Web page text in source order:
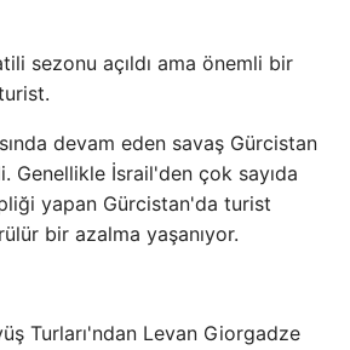
sezonu açıldı ama önemli bir
devam eden savaş Gürcistan
Genellikle İsrail'den çok sayıda
yapan Gürcistan'da turist
bir azalma yaşanıyor.
Turları'ndan Levan Giorgadze